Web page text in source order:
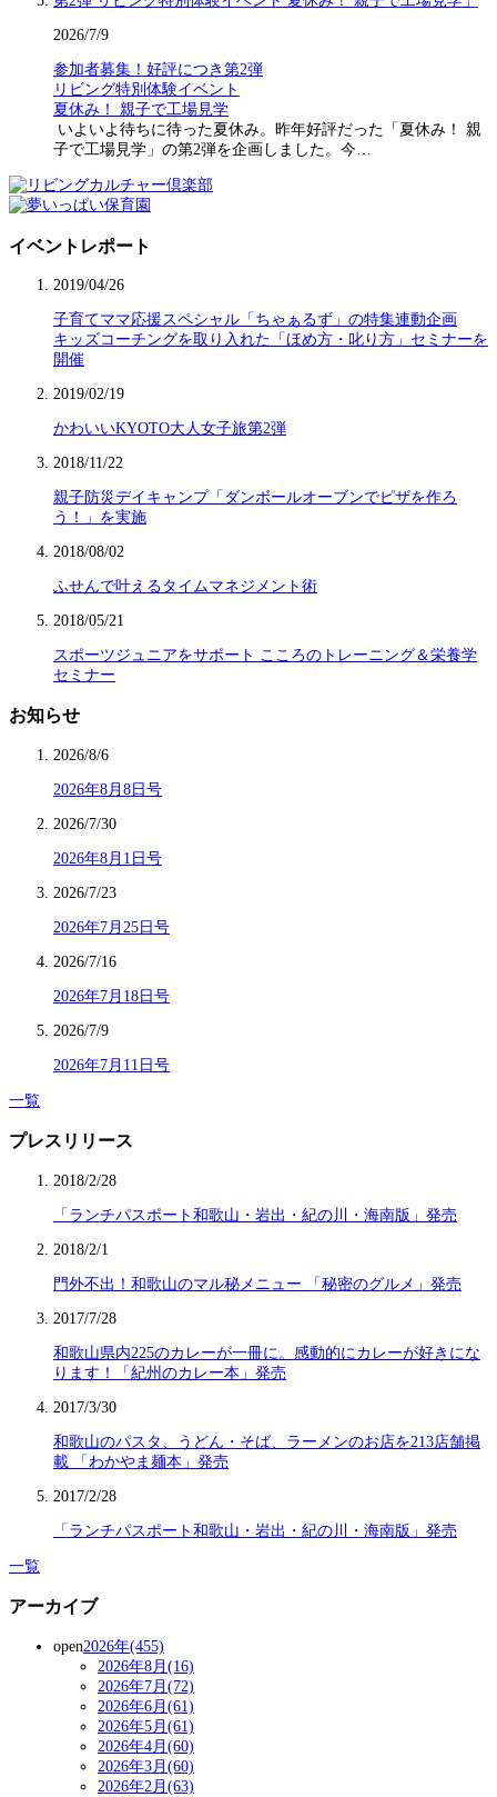
2026/7/9
参加者募集！好評につき第2弾
リビング特別体験イベント
夏休み！ 親子で工場見学
いよいよ待ちに待った夏休み。昨年好評だった「夏休み！ 親
子で工場見学」の第2弾を企画しました。今…
イベントレポート
2019/04/26
子育てママ応援スペシャル「ちゃぁるず」の特集連動企画
キッズコーチングを取り入れた「ほめ方・叱り方」セミナーを
開催
2019/02/19
かわいいKYOTO大人女子旅第2弾
2018/11/22
親子防災デイキャンプ「ダンボールオーブンでピザを作ろ
う！」を実施
2018/08/02
ふせんで叶えるタイムマネジメント術
2018/05/21
スポーツジュニアをサポート こころのトレーニング＆栄養学
セミナー
お知らせ
2026/8/6
2026年8月8日号
2026/7/30
2026年8月1日号
2026/7/23
2026年7月25日号
2026/7/16
2026年7月18日号
2026/7/9
2026年7月11日号
一覧
プレスリリース
2018/2/28
「ランチパスポート和歌山・岩出・紀の川・海南版」発売
2018/2/1
門外不出！和歌山のマル秘メニュー 「秘密のグルメ」発売
2017/7/28
和歌山県内225のカレーが一冊に。感動的にカレーが好きにな
ります！「紀州のカレー本」発売
2017/3/30
和歌山のパスタ、うどん・そば、ラーメンのお店を213店舗掲
載 「わかやま麺本」発売
2017/2/28
「ランチパスポート和歌山・岩出・紀の川・海南版」発売
一覧
アーカイブ
open2026年(455)
2026年8月(16)
2026年7月(72)
2026年6月(61)
2026年5月(61)
2026年4月(60)
2026年3月(60)
2026年2月(63)